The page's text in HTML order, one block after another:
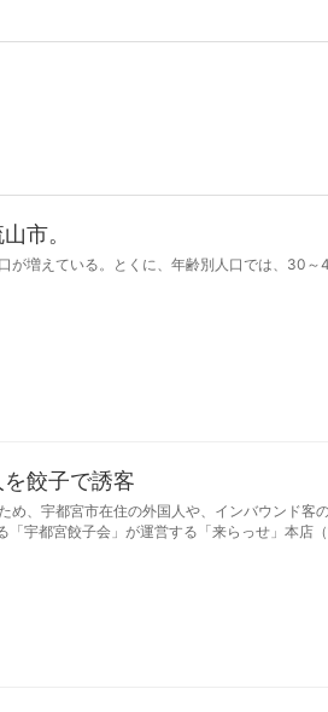
市。
が増えている。とくに、年齢別人口では、30
餃子で誘客
、宇都宮市在住の外国人や、インバウンド客
宇都宮餃子会」が運営する「来らっせ」本店